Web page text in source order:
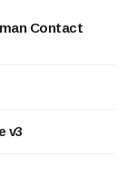
Contact
v3